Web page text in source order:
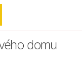
domu